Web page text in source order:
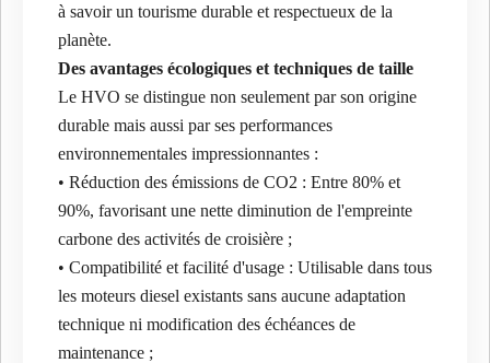
à savoir un tourisme durable et respectueux de la
planète.
Des avantages écologiques et techniques de taille
Le HVO se distingue non seulement par son origine
durable mais aussi par ses performances
environnementales impressionnantes :
• Réduction des émissions de CO2 : Entre 80% et
90%, favorisant une nette diminution de l'empreinte
carbone des activités de croisière ;
• Compatibilité et facilité d'usage : Utilisable dans tous
les moteurs diesel existants sans aucune adaptation
technique ni modification des échéances de
maintenance ;